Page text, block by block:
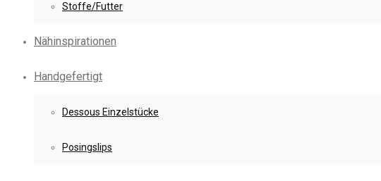
Stoffe/Futter
Nähinspirationen
Handgefertigt
Dessous Einzelstücke
Posingslips